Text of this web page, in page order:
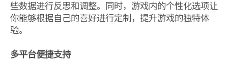
些数据进行反思和调整。同时，游戏内的个性化选项让
你能够根据自己的喜好进行定制，提升游戏的独特体
验。
多平台便捷支持